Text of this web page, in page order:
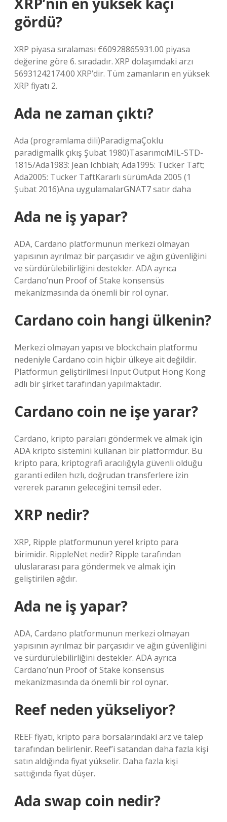
gördü?
XRP piyasa sıralaması €60928865931.00 piyasa
değerine göre 6. sıradadır. XRP dolaşımdaki arzı
56931242174.00 XRP’dir. Tüm zamanların en yüksek
XRP fiyatı 2.
Ada ne zaman çıktı?
Ada (programlama dili)ParadigmaÇoklu
paradigmaİlk çıkış Şubat 1980)TasarımcıMIL-STD-
1815/Ada1983: Jean Ichbiah; Ada1995: Tucker Taft;
Ada2005: Tucker TaftKararlı sürümAda 2005 (1
Şubat 2016)Ana uygulamalarGNAT7 satır daha
Ada ne iş yapar?
ADA, Cardano platformunun merkezi olmayan
yapısının ayrılmaz bir parçasıdır ve ağın güvenliğini
ve sürdürülebilirliğini destekler. ADA ayrıca
Cardano’nun Proof of Stake konsensüs
mekanizmasında da önemli bir rol oynar.
Cardano coin hangi ülkenin?
Merkezi olmayan yapısı ve blockchain platformu
nedeniyle Cardano coin hiçbir ülkeye ait değildir.
Platformun geliştirilmesi Input Output Hong Kong
adlı bir şirket tarafından yapılmaktadır.
Cardano coin ne işe yarar?
Cardano, kripto paraları göndermek ve almak için
ADA kripto sistemini kullanan bir platformdur. Bu
kripto para, kriptografi aracılığıyla güvenli olduğu
garanti edilen hızlı, doğrudan transferlere izin
vererek paranın geleceğini temsil eder.
XRP nedir?
XRP, Ripple platformunun yerel kripto para
birimidir. RippleNet nedir? Ripple tarafından
uluslararası para göndermek ve almak için
geliştirilen ağdır.
Ada ne iş yapar?
ADA, Cardano platformunun merkezi olmayan
yapısının ayrılmaz bir parçasıdır ve ağın güvenliğini
ve sürdürülebilirliğini destekler. ADA ayrıca
Cardano’nun Proof of Stake konsensüs
mekanizmasında da önemli bir rol oynar.
Reef neden yükseliyor?
REEF fiyatı, kripto para borsalarındaki arz ve talep
tarafından belirlenir. Reef’i satandan daha fazla kişi
satın aldığında fiyat yükselir. Daha fazla kişi
sattığında fiyat düşer.
Ada swap coin nedir?